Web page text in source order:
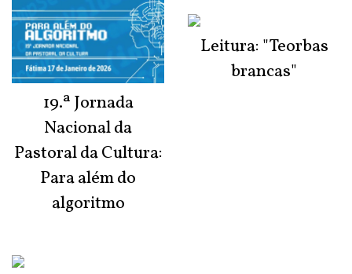
19.ª Jornada
Nacional da
Pastoral da Cultura:
Para além do
algoritmo
Leitura: "Teorbas
brancas"